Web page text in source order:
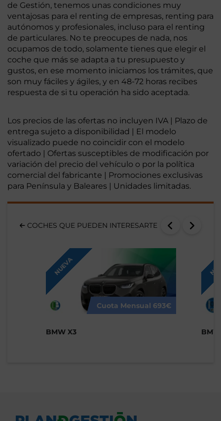
de Gestión, tenemos unas condiciones muy
ventajosas para el renting de empresas, renting para
autónomos y profesionales, incluso para el renting
de particulares. No te preocupes de nada, nos
ocupamos de todo, solamente tienes que elegir el
coche que más se adapta a tu presupuesto y
gustos, en ese momento iniciamos los trámites, que
son muy fáciles y ágiles, y en 48-72 horas recibes
respuesta de si tu operación ha sido aceptada.
Los precios de las ofertas no incluyen IVA | Plazo de
entrega sujeto a disponibilidad | El modelo
visualizado puede no coincidir con el modelo
ofertado | Ofertas susceptibles de modificación por
variación del precio del vehículo o por la política
comercial del fabricante | Promociones exclusivas
para Península y Baleares | Unidades limitadas.
COCHES QUE PUEDEN INTERESARTE
NUEVA
Cuota Mensual 693€
BMW X3